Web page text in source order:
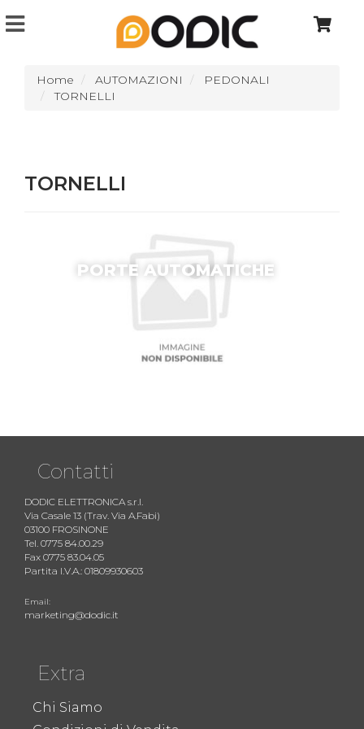
Home AUTOMAZIONI
PEDONALI
TORNELLI
TORNELLI
PORTE AUTOMATICHE
Contatti
DODIC ELETTRONICA s.r.l.
Via Casale 13 (Trav. Via A.Fabi)
03100 FROSINONE
Tel. 0775 84.00.29
Fax 0775 83.04.05
Partita I.V.A.: 01809930603
Email:
marketing@dodic.it
Extra
Chi Siamo